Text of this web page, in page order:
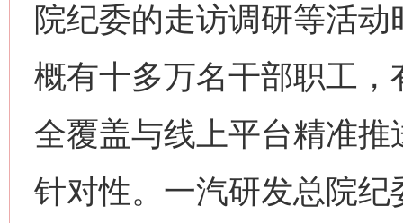
院纪委的走访调研等活
概有十多万名干部职工
全覆盖与线上平台精准
针对性。一汽研发总院